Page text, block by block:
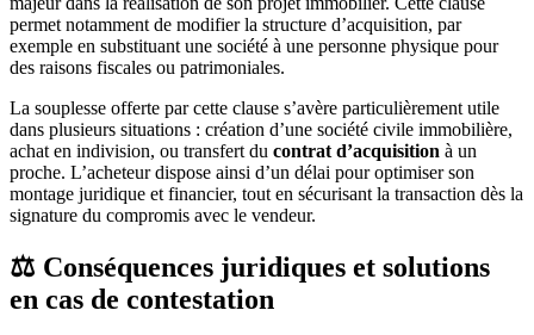
permet notamment de modifier la structure d’acquisition, par
exemple en substituant une société à une personne physique pour
des raisons fiscales ou patrimoniales.
La souplesse offerte par cette clause s’avère particulièrement utile
dans plusieurs situations : création d’une société civile immobilière,
achat en indivision, ou transfert du contrat d’acquisition à un
proche. L’acheteur dispose ainsi d’un délai pour optimiser son
montage juridique et financier, tout en sécurisant la transaction dès la
signature du compromis avec le vendeur.
⚖️ Conséquences juridiques et solutions
en cas de contestation